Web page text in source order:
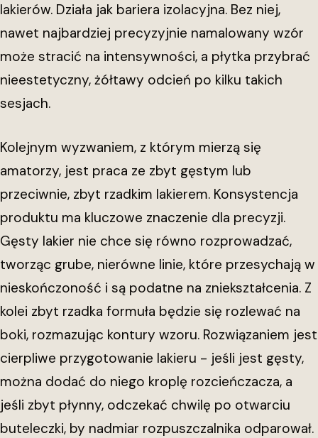
lakierów. Działa jak bariera izolacyjna. Bez niej,
nawet najbardziej precyzyjnie namalowany wzór
może stracić na intensywności, a płytka przybrać
nieestetyczny, żółtawy odcień po kilku takich
sesjach.
Kolejnym wyzwaniem, z którym mierzą się
amatorzy, jest praca ze zbyt gęstym lub
przeciwnie, zbyt rzadkim lakierem. Konsystencja
produktu ma kluczowe znaczenie dla precyzji.
Gęsty lakier nie chce się równo rozprowadzać,
tworząc grube, nierówne linie, które przesychają w
nieskończoność i są podatne na zniekształcenia. Z
kolei zbyt rzadka formuła będzie się rozlewać na
boki, rozmazując kontury wzoru. Rozwiązaniem jest
cierpliwe przygotowanie lakieru - jeśli jest gęsty,
można dodać do niego kroplę rozcieńczacza, a
jeśli zbyt płynny, odczekać chwilę po otwarciu
buteleczki, by nadmiar rozpuszczalnika odparował.